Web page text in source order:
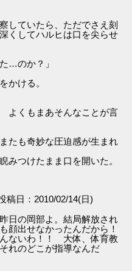
していたら、ただでさえ刻
くしてハルヒは口を尖らせ
…のか？」
かける。
よくもまあそんなことが言
たも奇妙な圧迫感が生まれ
つけたまま口を開いた。
稿日：2010/02/14(日)
日の岡部よ。結局解放され
顔出せなかったんだから！
ないわ！！ 大体、体育教
れのどこが指導なんだ